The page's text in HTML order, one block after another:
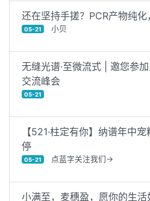
还在坚持手搓？PCR产物纯
05-21 小贝
无缝光谱·至微流式 | 邀您参
交流峰会
05-21
【521·柱定有你】纳谱年中
停
05-21 点蓝字关注我们→
小满至，麦穗盈，愿你的生活